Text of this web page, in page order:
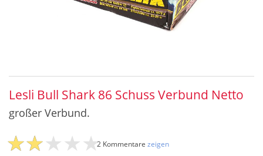
Lesli Bull Shark 86 Schuss Verbund Netto
großer Verbund.
2 Kommentare zeigen